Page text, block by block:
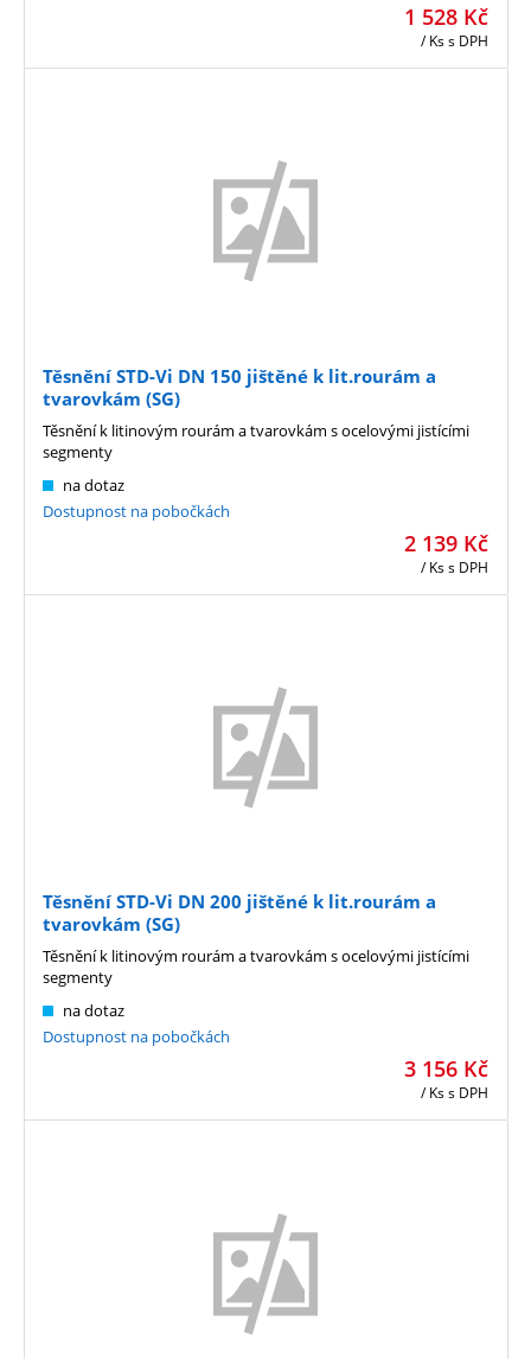
1 528 Kč
/ Kss DPH
Těsnění STD-Vi DN 150 jištěné k lit.rourám a
tvarovkám (SG)
2 139 Kč
/ Kss DPH
na dotaz
Dostupnost na pobočkách
Těsnění k litinovým rourám a tvarovkám s ocelovými jistícími
segmenty
Těsnění STD-Vi DN 200 jištěné k lit.rourám a
tvarovkám (SG)
3 156 Kč
/ Kss DPH
na dotaz
Dostupnost na pobočkách
Těsnění k litinovým rourám a tvarovkám s ocelovými jistícími
segmenty